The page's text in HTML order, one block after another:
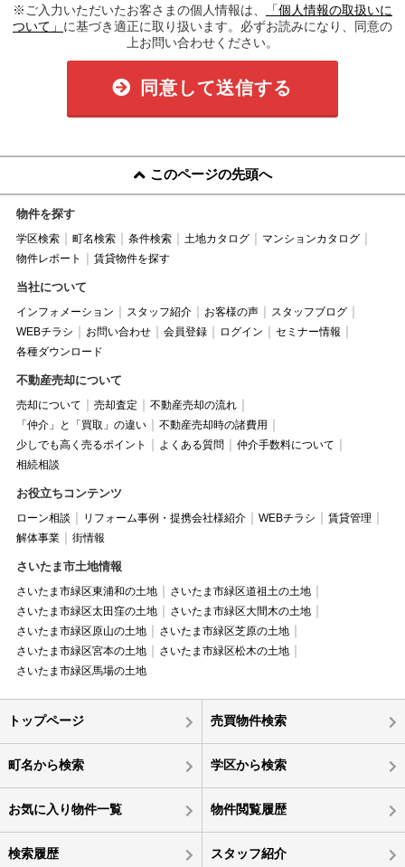
※ご入力いただいたお客さまの個人情報は、
「個人情報の取扱いに
ついて」 に基づき適正に取り扱います。必ずお読みになり、同意の
上お問い合わせください。
同意して送信する
このページの先頭へ
物件を探す
学区検索 町名検索 条件検索 土地カタログ
マンションカタログ
物件レポート
賃貸物件を探す
当社について
インフォメーション スタッフ紹介 お客様の声
スタッフブログ
WEBチラシ
お問い合わせ 会員登録 ログイン
セミナー情報
各種ダウンロード
不動産売却について
売却について 売却査定
不動産売却の流れ
「仲介」と「買取」の違い
不動産売却時の諸費用
少しでも高く売るポイント
よくある質問
仲介手数料について
相続相談
お役立ちコンテンツ
ローン相談 リフォーム事例・提携会社様紹介 WEBチラシ
賃貸管理
解体事業
街情報
さいたま市土地情報
さいたま市緑区東浦和の土地
さいたま市緑区道祖土の土地
さいたま市緑区太田窪の土地
さいたま市緑区大間木の土地
さいたま市緑区原山の土地
さいたま市緑区芝原の土地
さいたま市緑区宮本の土地
さいたま市緑区松木の土地
さいたま市緑区馬場の土地
トップページ 売買物件検索
町名から検索 学区から検索
お気に入り物件一覧 物件閲覧履歴
検索履歴 スタッフ紹介